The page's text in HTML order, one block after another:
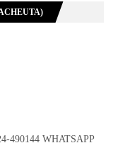
490144 WHATSAPP